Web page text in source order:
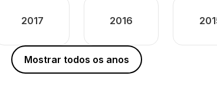
2017 2016
Mostrar todos os anos